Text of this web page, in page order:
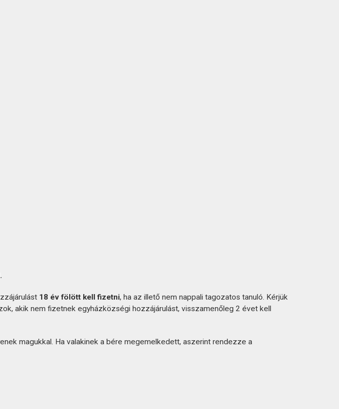
18 év fölött kell fizetni, ha az illető nem nappali tagozatos tanuló. Kérjük
akik nem fizetnek egyházközségi hozzájárulást, visszamenőleg 2 évet kell
magukkal. Ha valakinek a bére megemelkedett, aszerint rendezze a